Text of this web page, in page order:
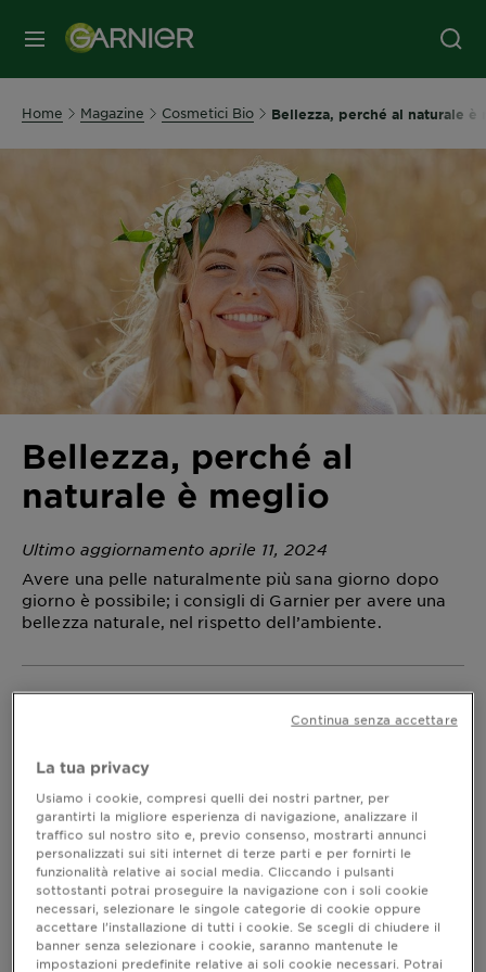
MENU
Home Magazine Cosmetici Bio Bellezza, perché al naturale è
Bellezza, perché al
naturale è meglio
Ultimo aggiornamento aprile 11, 2024
Avere una pelle naturalmente più sana giorno dopo
giorno è possibile; i consigli di Garnier per avere una
bellezza naturale, nel rispetto dell’ambiente.
Bellezza, perché al naturale è meglio
hanno aderito alla campagna no-make-up selfie e
nonostante questo significasse mettere in evidenza
occhiaie, rughe e imperfezioni di qualsiasi tipo. La
bellezza naturale sta diventando il nuovo trend. Un
nuovo modello che si basa essenzialmente sul
rispetto: rispetto per la pelle, perché vengono
utilizzati prodotti con ingredienti di origine
naturale, rispetto per l’ambiente perché i prodotti
sono anche di origine vegetale, senza
La tua privacy
Usiamo i cookie, compresi quelli dei nostri partner, per
garantirti la migliore esperienza di navigazione, analizzare il
traffico sul nostro sito e, previo consenso, mostrarti annunci
personalizzati sui siti internet di terze parti e per fornirti le
funzionalità relative ai social media. Cliccando i pulsanti
sottostanti potrai proseguire la navigazione con i soli cookie
necessari, selezionare le singole categorie di cookie oppure
accettare l’installazione di tutti i cookie. Se scegli di chiudere il
banner senza selezionare i cookie, saranno mantenute le
impostazioni predefinite relative ai soli cookie necessari. Potrai
Continua senza accettare